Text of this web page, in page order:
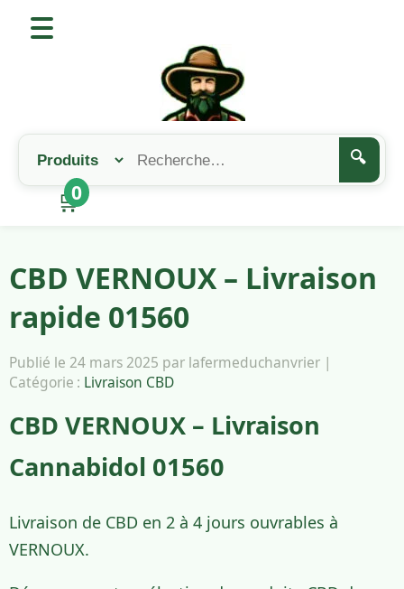
🔍
🛒
0
CBD VERNOUX – Livraison
rapide 01560
Publié le 24 mars 2025 par lafermeduchanvrier |
Catégorie : Livraison CBD
CBD VERNOUX – Livraison
Cannabidol 01560
Livraison de CBD en 2 à 4 jours ouvrables à
VERNOUX.